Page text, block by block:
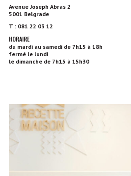
Avenue Joseph Abras 2
5001 Belgrade
T : 081 22 03 12
HORAIRE
du mardi au samedi de 7h15 à 18h
fermé le lundi
le dimanche de 7h15 à 15h30